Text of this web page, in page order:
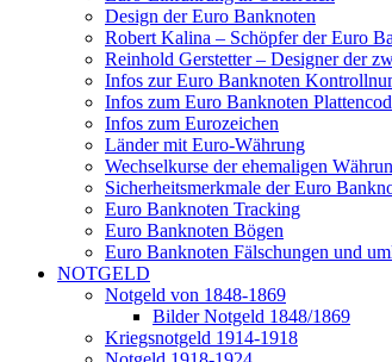
Design der Euro Banknoten
Robert Kalina – Schöpfer der Euro
Reinhold Gerstetter – Designer der
Infos zur Euro Banknoten
Infos zum Euro Banknoten
Infos zum Eurozeichen
Länder mit Euro-Währung
Wechselkurse der ehemaligen
Sicherheitsmerkmale der Euro
Euro Banknoten Tracking
Euro Banknoten Bögen
Euro Banknoten Fälschungen und
NOTGELD
Notgeld von 1848-1869
Bilder Notgeld 1848/1869
Kriegsnotgeld 1914-1918